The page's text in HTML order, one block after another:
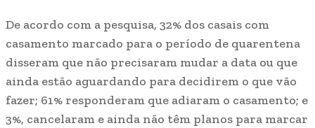
De acordo com a pesquisa, 32% dos casais com
casamento marcado para o período de quarentena
disseram que não precisaram mudar a data ou que
ainda estão aguardando para decidirem o que vão
fazer; 61% responderam que adiaram o casamento; e
3%, cancelaram e ainda não têm planos para marcar